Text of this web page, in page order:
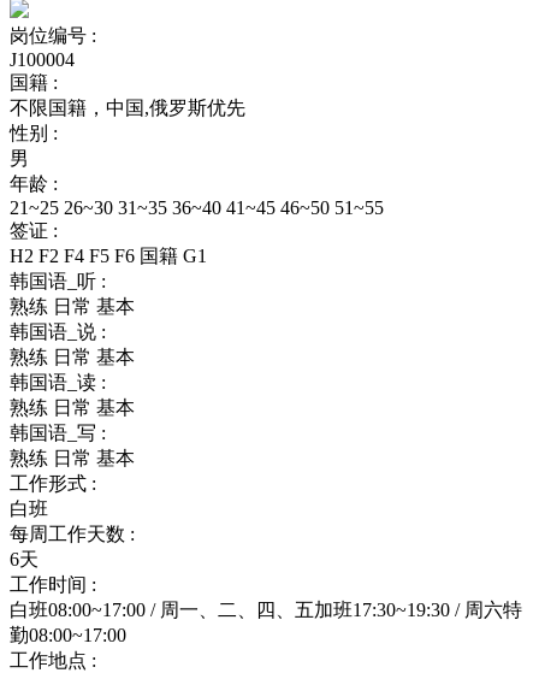
岗位编号 :
J100004
国籍 :
不限国籍，中国,俄罗斯优先
性别 :
男
年龄 :
21~25 26~30 31~35 36~40 41~45 46~50 51~55
签证 :
H2 F2 F4 F5 F6 国籍 G1
韩国语_听 :
熟练 日常 基本
韩国语_说 :
熟练 日常 基本
韩国语_读 :
熟练 日常 基本
韩国语_写 :
熟练 日常 基本
工作形式 :
白班
每周工作天数 :
6天
工作时间 :
白班08:00~17:00 / 周一、二、四、五加班17:30~19:30 / 周六特
勤08:00~17:00
工作地点 :